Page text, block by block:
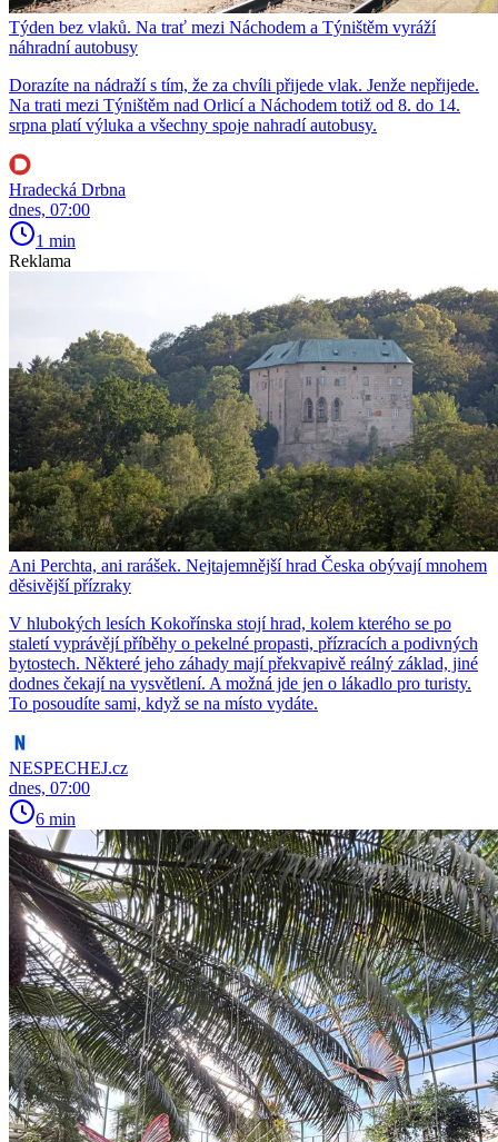
Týden bez vlaků. Na trať mezi Náchodem a Týništěm vyráží
náhradní autobusy
Dorazíte na nádraží s tím, že za chvíli přijede vlak. Jenže nepřijede.
Na trati mezi Týništěm nad Orlicí a Náchodem totiž od 8. do 14.
srpna platí výluka a všechny spoje nahradí autobusy.
Hradecká Drbna
dnes, 07:00
1 min
Reklama
Ani Perchta, ani rarášek. Nejtajemnější hrad Česka obývají mnohem
děsivější přízraky
V hlubokých lesích Kokořínska stojí hrad, kolem kterého se po
staletí vyprávějí příběhy o pekelné propasti, přízracích a podivných
bytostech. Některé jeho záhady mají překvapivě reálný základ, jiné
dodnes čekají na vysvětlení. A možná jde jen o lákadlo pro turisty.
To posoudíte sami, když se na místo vydáte.
NESPECHEJ.cz
dnes, 07:00
6 min